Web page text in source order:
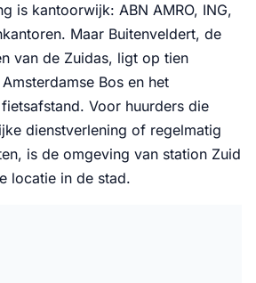
is kantoorwijk: ABN AMRO, ING,
Maar Buitenveldert, de
van de Zuidas, ligt op tien
Bos en het
Voor huurders die
dienstverlening of regelmatig
is de omgeving van station Zuid
locatie in de stad.